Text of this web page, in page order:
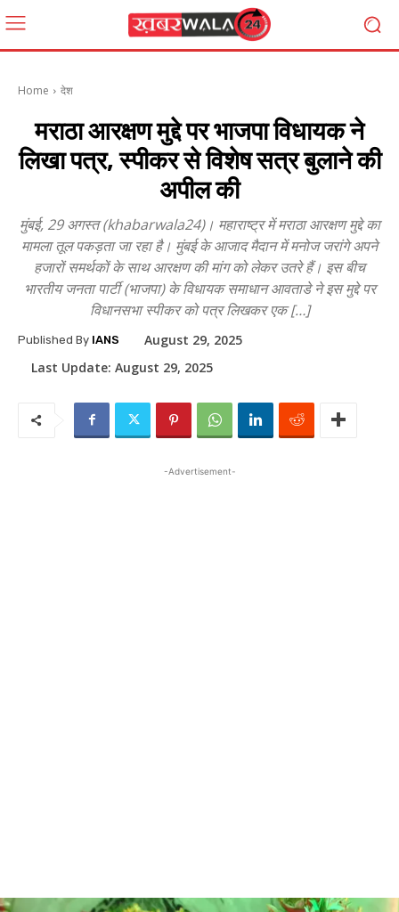
Home देश
मराठा आरक्षण मुद्दे पर भाजपा विधायक ने
लिखा पत्र, स्पीकर से विशेष सत्र बुलाने की
अपील की
मुंबई, 29 अगस्त (khabarwala24)। महाराष्ट्र में मराठा आरक्षण मुद्दे का
मामला तूल पकड़ता जा रहा है। मुंबई के आजाद मैदान में मनोज जरांगे अपने
हजारों समर्थकों के साथ आरक्षण की मांग को लेकर उतरे हैं। इस बीच
भारतीय जनता पार्टी (भाजपा) के विधायक समाधान आवताडे ने इस मुद्दे पर
विधानसभा स्पीकर को पत्र लिखकर एक […]
Published By IANS
August 29, 2025
Last Update: August 29, 2025
-Advertisement-